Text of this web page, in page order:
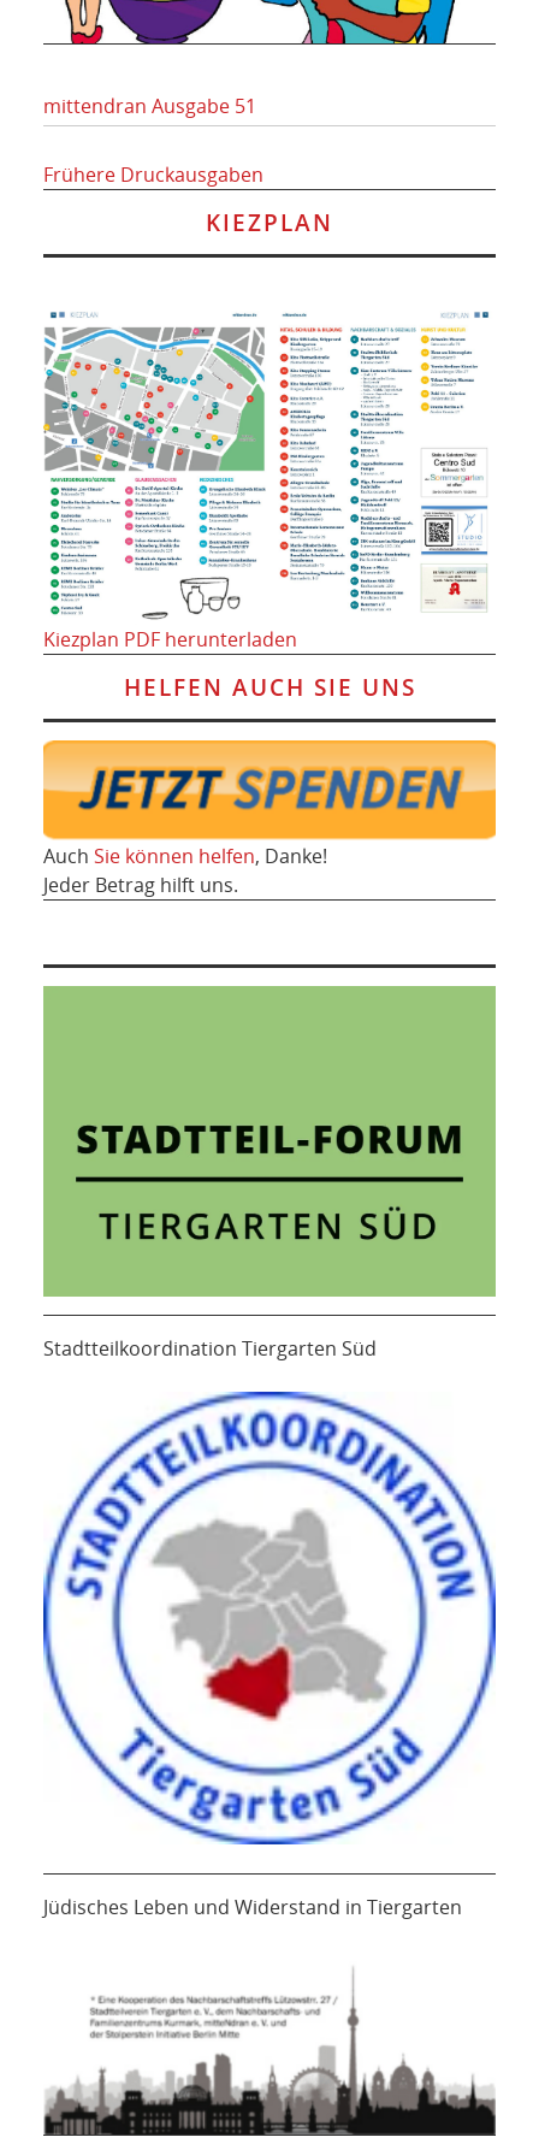
mittendran Ausgabe 51
Frühere Druckausgaben
KIEZPLAN
Kiezplan PDF herunterladen
HELFEN AUCH SIE UNS
Auch Sie können helfen, Danke!
Jeder Betrag hilft uns.
Stadtteilkoordination Tiergarten Süd
Jüdisches Leben und Widerstand in Tiergarten